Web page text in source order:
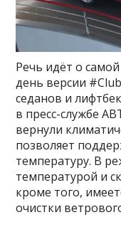
Речь идёт о
день версии
седанов и
в пресс-службе
вернули
позволяет
температуру. В
температурой и
кроме того,
очистки